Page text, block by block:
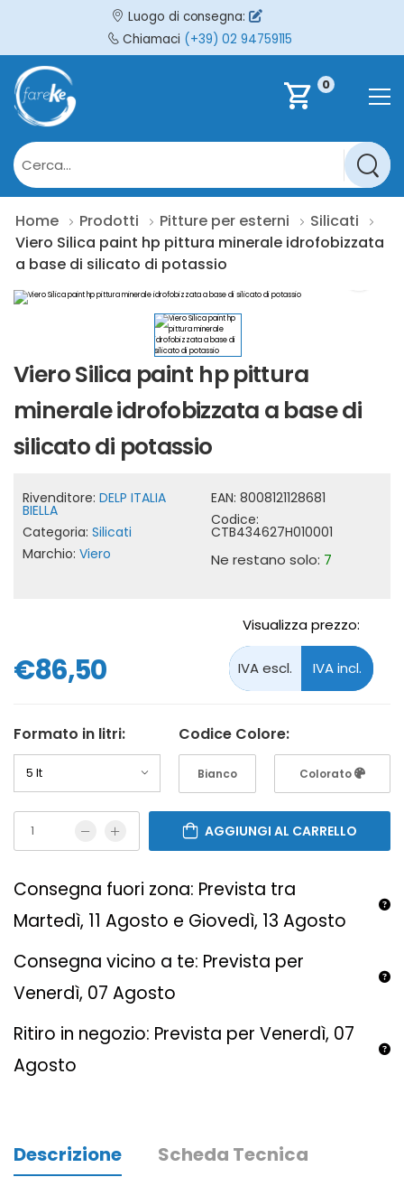
Luogo di consegna:
Chiamaci (+39) 02 94759115
shopping_cart 0
Home Prodotti Pitture per esterni
Silicati
Viero Silica paint hp pittura minerale idrofobizzata
a base di silicato di potassio
Viero Silica paint hp pittura
minerale idrofobizzata a base di
silicato di potassio
Rivenditore: DELP ITALIA
BIELLA
Categoria: Silicati
Marchio: Viero
EAN: 8008121128681
Codice:
CTB434627H010001
Ne restano solo: 7
€86,50
Visualizza prezzo:
Formato in litri: Codice Colore:
Bianco Colorato
AGGIUNGI AL CARRELLO
Consegna fuori zona: Prevista tra
Martedì, 11 Agosto e Giovedì, 13 Agosto
Consegna vicino a te: Prevista per
Venerdì, 07 Agosto
Ritiro in negozio: Prevista per Venerdì, 07
Agosto
Descrizione
Scheda Tecnica